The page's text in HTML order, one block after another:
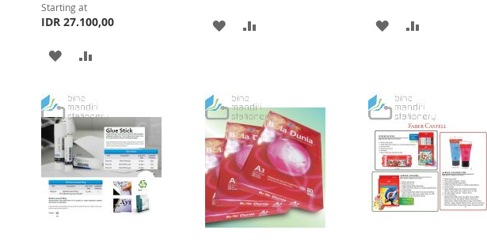
Starting at
IDR 27.100,00
ADD
WISH
LIST
COMPARE
ADD
LIST
ADD
LIST